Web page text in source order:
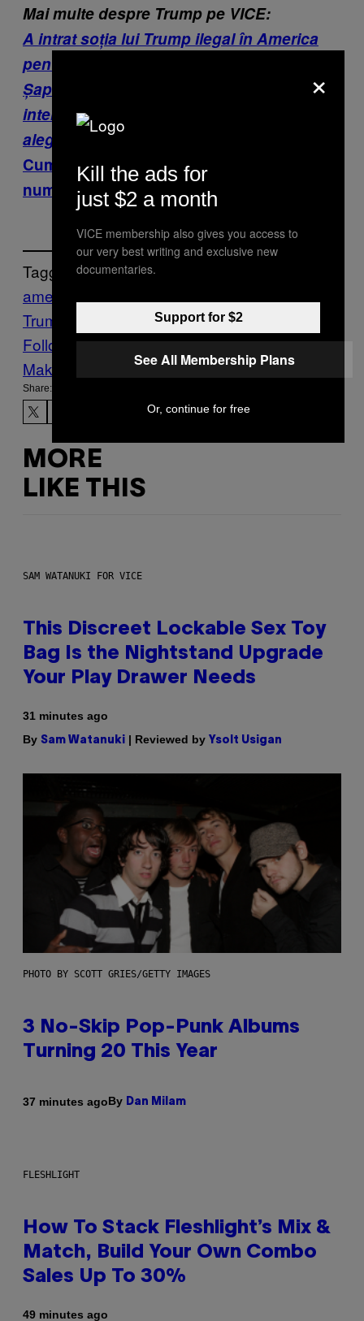
Mai multe despre Trump pe VICE:
A intrat soția lui Trump ilegal în America
pentru o ședință foto nud?
Șapte motive pentru care ar trebui să te
intereseze, ca român, dacă Trump câștigă
alegerile
Cum au ajuns americanii să se lovească în
numele lui Donald Trump
Tagged:
america
Trump
Știri Trump
Follow Us On Discover
Make Us Preferred In Top Stories
Share:
MORE
LIKE THIS
SAM WATANUKI FOR VICE
This Discreet Lockable Sex Toy
Bag Is the Nightstand Upgrade
Your Play Drawer Needs
31 minutes ago
By Sam Watanuki | Reviewed by Ysolt Usigan
PHOTO BY SCOTT GRIES/GETTY IMAGES
3 No-Skip Pop-Punk Albums
Turning 20 This Year
37 minutes agoBy Dan Milam
FLESHLIGHT
How To Stack Fleshlight’s Mix &
Match, Build Your Own Combo
Sales Up To 30%
49 minutes ago
×
Kill the ads for
just $2 a month
VICE membership also gives you access to
our very best writing and exclusive new
documentaries.
Support for $2
See All Membership Plans
Or, continue for free